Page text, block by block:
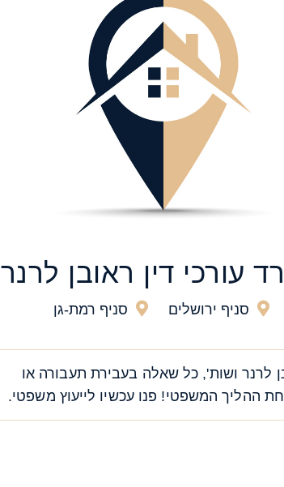
עורכי דין ראובן לרנר
סניף ירושלים סניף רמת-גן
לרנר ושות', כל שאלה בעבירת תעבורה או
ההליך המשפטי! פנו עכשיו לייעוץ משפטי.